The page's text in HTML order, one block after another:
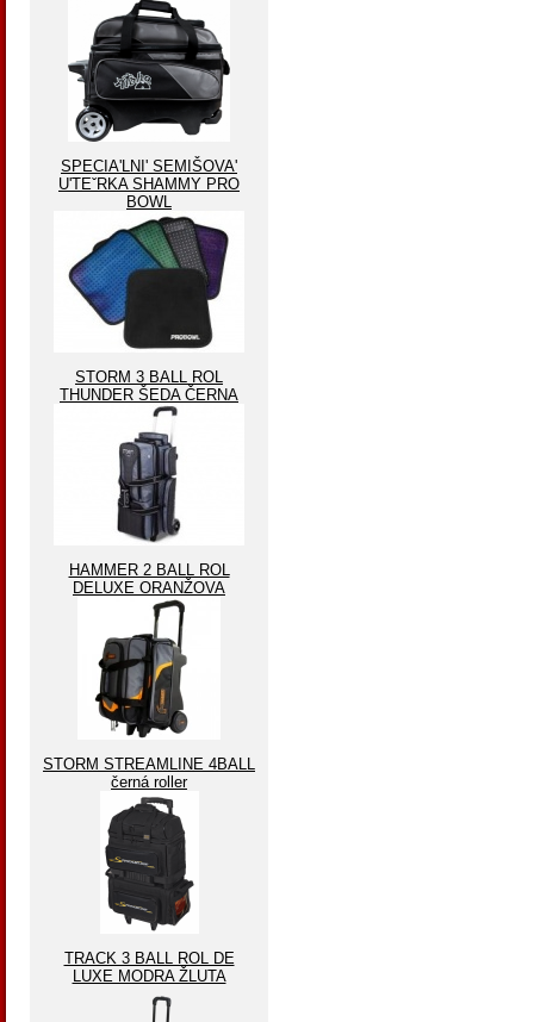
SPECIA'LNI' SEMIŠOVA'
U'TEˇRKA SHAMMY PRO
BOWL
STORM 3 BALL ROL
THUNDER ŠEDA ČERNA
HAMMER 2 BALL ROL
DELUXE ORANŽOVA
STORM STREAMLINE 4BALL
černá roller
TRACK 3 BALL ROL DE
LUXE MODRA ŽLUTA